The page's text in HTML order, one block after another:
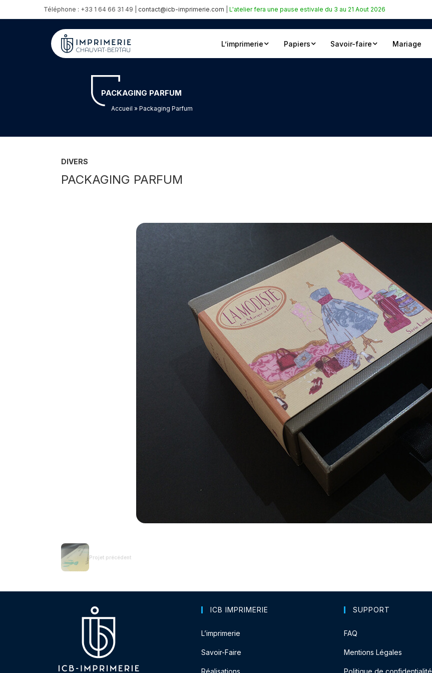
Téléphone : +33 1 64 66 31 49 | contact@icb-imprimerie.com L'atelier fera une pause estivale du 3 au 21 Aout 2026
L’imprimerie Papiers Savoir-faire Mariage
PACKAGING PARFUM
Accueil » Packaging Parfum
DIVERS
PACKAGING PARFUM
Projet précédent
ICB IMPRIMERIE
L’imprimerie
Savoir-Faire
Réalisations
SUPPORT
FAQ
Mentions Légales
Politique de confidentialité